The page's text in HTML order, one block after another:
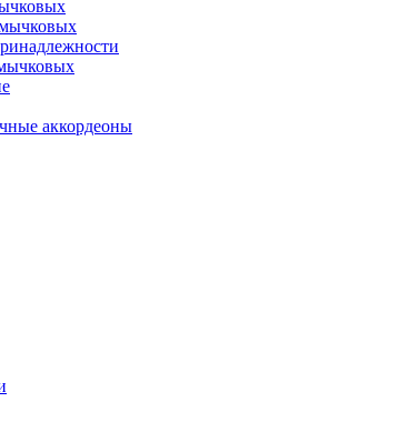
аккордеоны